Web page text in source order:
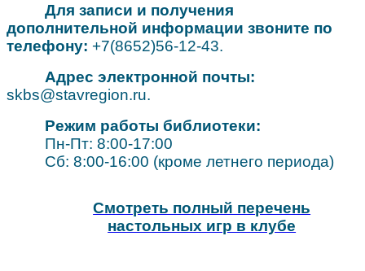
Для записи и получения
дополнительной информации звоните по
телефону: +7(8652)56-12-43.
Адрес электронной почты:
skbs@stavregion.ru.
Режим работы библиотеки:
Пн-Пт: 8:00-17:00
Сб: 8:00-16:00 (кроме летнего периода)
Смотреть полный перечень
настольных игр в клубе